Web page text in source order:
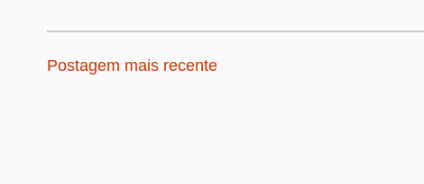
Postagem mais recente